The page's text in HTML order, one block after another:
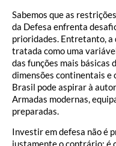
Sabemos que as
da Defesa enfrenta
prioridades. Entretanto, a
tratada como uma
das funções mais básicas
dimensões continentais e
Brasil pode aspirar à
Armadas modernas,
preparadas.
Investir em defesa não é
justamente o contrário: é